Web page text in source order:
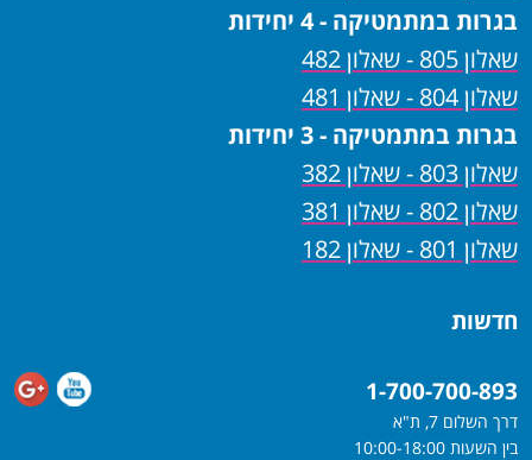
בגרות במתמטיקה - 4 יחידות
שאלון 805 - שאלון 482
שאלון 804 - שאלון 481
בגרות במתמטיקה - 3 יחידות
שאלון 803 - שאלון 382
שאלון 802 - שאלון 381
שאלון 801 - שאלון 182
חדשות
1-700-700-893
דרך השלום 7, ת"א
בין השעות 10:00-18:00